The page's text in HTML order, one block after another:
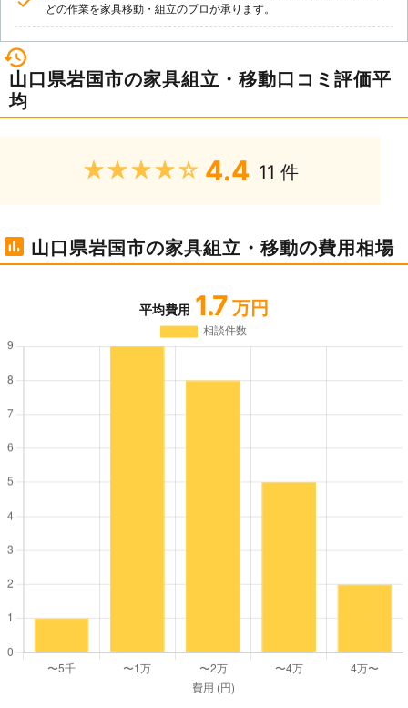
どの作業を家具移動・組立のプロが承ります。
山口県岩国市の家具組立・移動口コミ評価平
均
★★★★★ 4.4 11 件
山口県岩国市の家具組立・移動の費用相場
平均費用 1.7 万円